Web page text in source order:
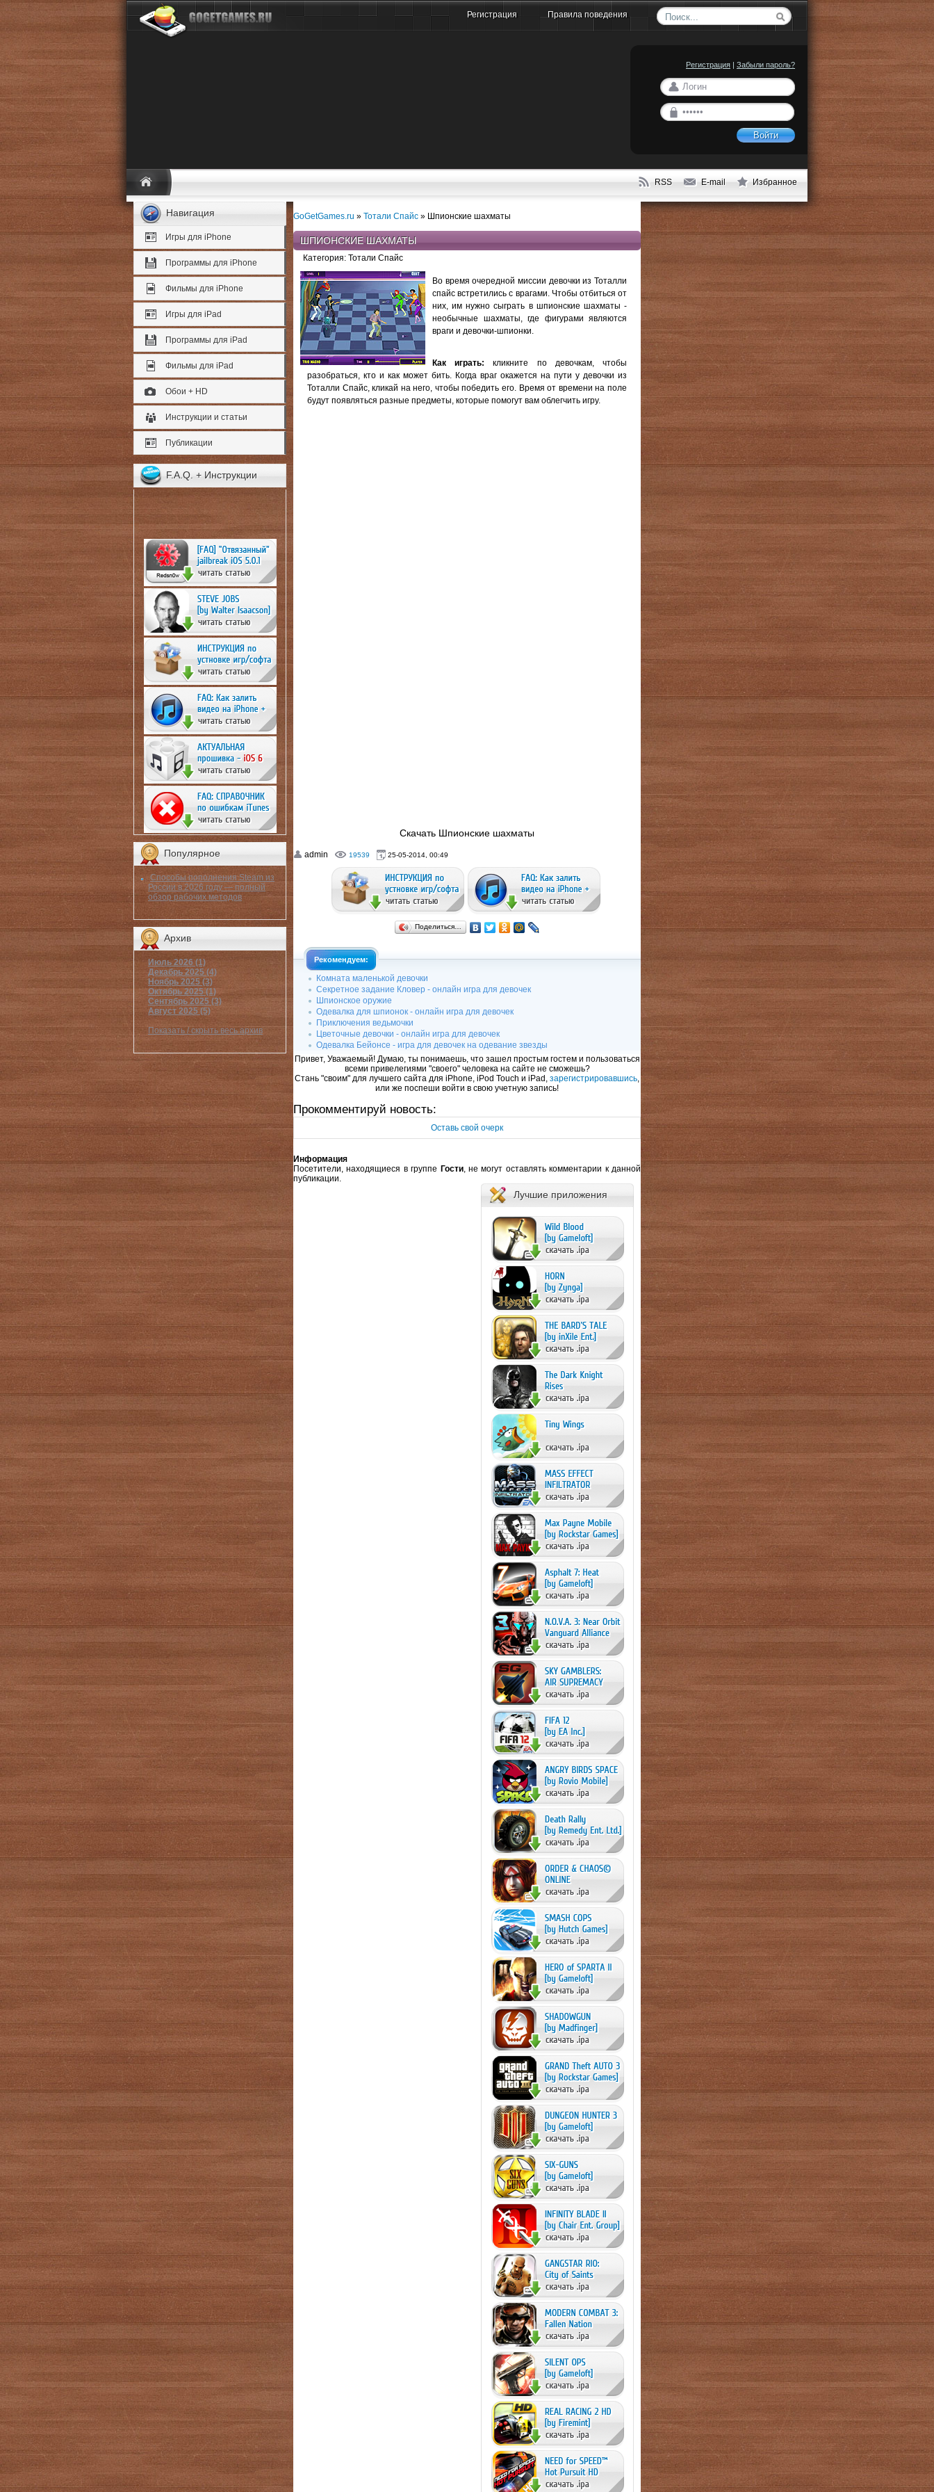
Регистрация Правила поведения
Регистрация | Забыли пароль?
Войти
RSS E-mail Избранное
Навигация
Игры для iPhone
Программы для iPhone
Фильмы для iPhone
Игры для iPad
Программы для iPad
Фильмы для iPad
Обои + HD
Инструкции и статьи
Публикации
F.A.Q. + Инструкции
Популярное
Способы пополнения Steam из
России в 2026 году — полный
обзор рабочих методов
Архив
Июль 2026 (1)
Декабрь 2025 (4)
Ноябрь 2025 (3)
Октябрь 2025 (1)
Сентябрь 2025 (3)
Август 2025 (5)
Показать / скрыть весь архив
GoGetGames.ru » Тотали Спайс » Шпионские шахматы
ШПИОНСКИЕ ШАХМАТЫ
Категория: Тотали Спайс
Во время очередной миссии девочки из Тоталли
спайс встретились с врагами. Чтобы отбиться от
них, им нужно сыграть в шпионские шахматы -
необычные шахматы, где фигурами являются
враги и девочки-шпионки.
Как играть:кликните по девочкам, чтобы
разобраться, кто и как может бить. Когда враг окажется на пути у девочки из
Тоталли Спайс, кликай на него, чтобы победить его. Время от времени на поле
будут появляться разные предметы, которые помогут вам облегчить игру.
Скачать Шпионские шахматы
admin 19539 25-05-2014, 00:49
Поделиться…
Рекомендуем:
Комната маленькой девочки
Секретное задание Кловер - онлайн игра для девочек
Шпионское оружие
Одевалка для шпионок - онлайн игра для девочек
Приключения ведьмочки
Цветочные девочки - онлайн игра для девочек
Одевалка Бейонсе - игра для девочек на одевание звезды
Привет, Уважаемый! Думаю, ты понимаешь, что зашел простым гостем и пользоваться
всеми привелегиями "своего" человека на сайте не сможешь?
Стань "своим" для лучшего сайта для iPhone, iPod Touch и iPad, зарегистрировавшись,
или же поспеши войти в свою учетную запись!
Прокомментируй новость:
Оставь свой очерк
Информация
Посетители, находящиеся в группе Гости, не могут оставлять комментарии к данной
публикации.
Лучшие приложения